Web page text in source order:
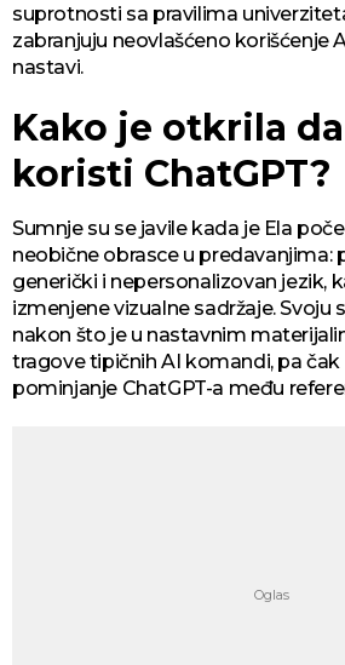
suprotnosti sa pravilima
zabranjuju neovlašćeno korišćenje
nastavi.
Kako je otkrila
koristi ChatGPT?
Sumnje su se javile kada je Ela
neobične obrasce u predavanjima:
generički i nepersonalizovan jezik,
izmenjene vizualne sadržaje. Svoju
nakon što je u nastavnim
tragove tipičnih AI komandi, pa
pominjanje ChatGPT-a među